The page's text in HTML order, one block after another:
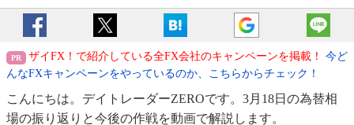
ザイFX！で紹介している全FX会社のキャンペーンを掲載！
今ど
んなFXキャンペーンをやっているのか、こちらからチェック！
こんにちは。デイトレーダーZEROです。3月18日の為替相
場の振り返りと今後の作戦を動画で解説します。